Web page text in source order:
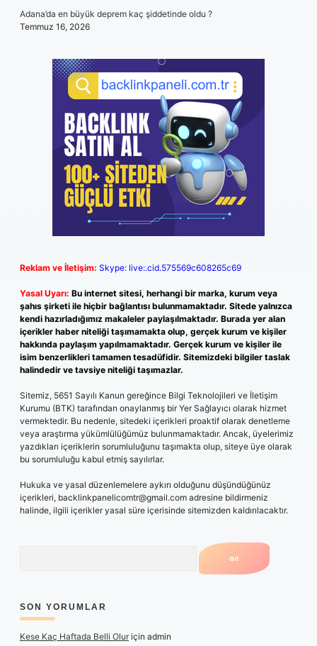
Adana’da en büyük deprem kaç şiddetinde oldu ?
Temmuz 16, 2026
Reklam ve İletişim: Skype: live:.cid.575569c608265c69
Yasal Uyarı: Bu internet sitesi, herhangi bir marka, kurum veya
şahıs şirketi ile hiçbir bağlantısı bulunmamaktadır. Sitede yalnızca
kendi hazırladığımız makaleler paylaşılmaktadır. Burada yer alan
içerikler haber niteliği taşımamakta olup, gerçek kurum ve kişiler
hakkında paylaşım yapılmamaktadır. Gerçek kurum ve kişiler ile
isim benzerlikleri tamamen tesadüfidir. Sitemizdeki bilgiler taslak
halindedir ve tavsiye niteliği taşımazlar.
Sitemiz, 5651 Sayılı Kanun gereğince Bilgi Teknolojileri ve İletişim
Kurumu (BTK) tarafından onaylanmış bir Yer Sağlayıcı olarak hizmet
vermektedir. Bu nedenle, sitedeki içerikleri proaktif olarak denetleme
veya araştırma yükümlülüğümüz bulunmamaktadır. Ancak, üyelerimiz
yazdıkları içeriklerin sorumluluğunu taşımakta olup, siteye üye olarak
bu sorumluluğu kabul etmiş sayılırlar.
Hukuka ve yasal düzenlemelere aykırı olduğunu düşündüğünüz
içerikleri, backlinkpanelicomtr@gmail.com adresine bildirmeniz
halinde, ilgili içerikler yasal süre içerisinde sitemizden kaldırılacaktır.
SON YORUMLAR
Kese Kaç Haftada Belli Oluriçin admin